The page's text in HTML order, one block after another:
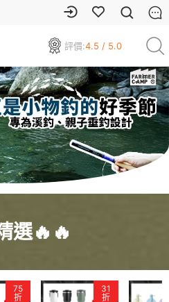
評價:4.5 / 5.0
選🔥🔥
75
折
31
折